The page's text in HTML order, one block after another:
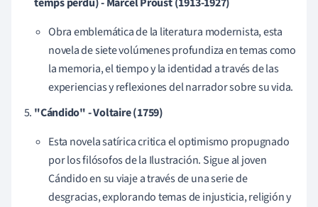
Obra emblemática de la literatura modernista, esta
novela de siete volúmenes profundiza en temas como
la memoria, el tiempo y la identidad a través de las
experiencias y reflexiones del narrador sobre su vida.
"Cándido" - Voltaire (1759)
Esta novela satírica critica el optimismo propugnado
por los filósofos de la Ilustración. Sigue al joven
Cándido en su viaje a través de una serie de
desgracias, explorando temas de injusticia, religión y